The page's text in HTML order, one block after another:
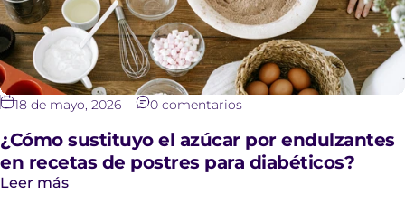
presentación y el
seguimiento que tuve con
la entrega de mi pedido
preguntando mis
preferencias para entrega
18 de mayo, 2026 0 comentarios
¿Cómo sustituyo el azúcar por endulzantes
en recetas de postres para diabéticos?
Leer más